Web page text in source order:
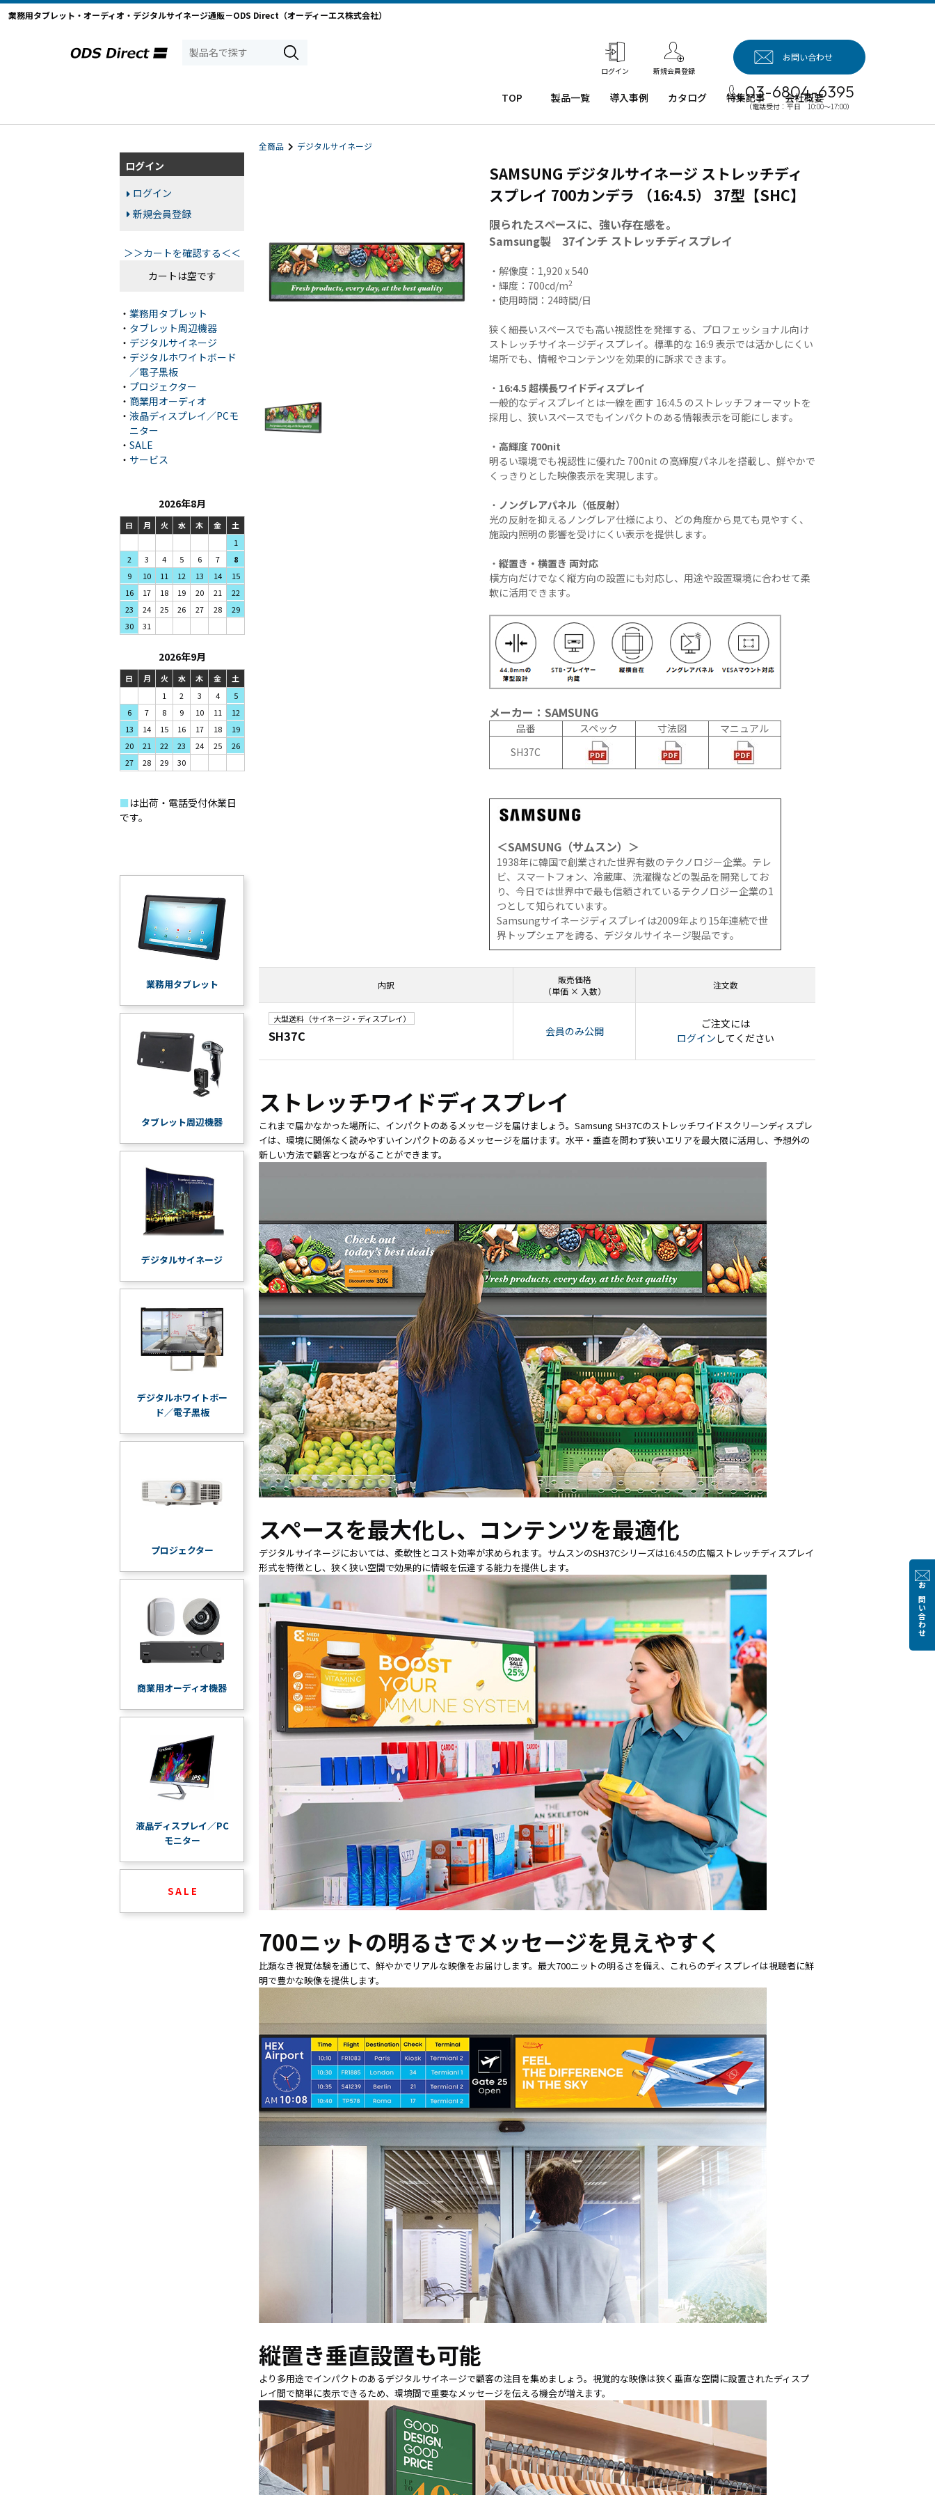
業務用タブレット・オーディオ・デジタルサイネージ通販－ODS Direct（オーディーエス株式会社）
ログイン 新規会員登録
TOP 製品一覧
業務用タ
タブレッ
NF9LTA
タブレッ
ト TW2A-
Windows
タブレッ
ト TW2A-
Windows
タブレッ
E9LT
Android
タブレッ
NF8
Android
タブレッ
NF8BL
Android
タブレッ
CS8
Android
タブレッ
ト TA2C-
CS8BL
Android
タブレッ
ト TA2C-
DR94G
Android
タブレッ
ト TA2C-
Android
ト TA2C-
M8AC
タブレッ
ト TA2C-
M8
PTJ-MCシ
リーズ、
PDS-MC
タブレッ
ト純正オ
プション
業務効率
化アプリ
プティマ
サポート
送信アプ
リ」
MDMアプ
「Tablet
ジ
デジタル
ホワイト
ボード／
電子黒板
プロジェ
クター
商業用オ
ーディオ
液晶ディ
スプレイ
／PCモニ
ター
業務用タ
ブレッ
ト・デジ
タルサイ
ネージ
ンタ
CRM
テム
「カ
ル」
リペ
アサ
ービ
教育
機関
向け
パッ
ク
ヘル
プデ
スク
サー
ビス
機関
向け
iPad
管理
パッ
ク
教育
機関
向け
ICT
ソリ
ン
教育
機関
向け
ネッ
トワ
ーク
機器
導入
保守
キッ
ング
体向
ショ
ービ
デバ
イス
買取
サー
ビス
法人
向け
iPad
修理
＆デ
バイ
ス買
取サ
ービ
ス
製品
カタ
一覧
導入事例
導入事例（業
サイネージほ
事例：業務用
末
事例：業務用
オーディオ・
その他AV機
器
ス
カタログ 特集記事 会社概要
お問い合わせ
03-6804-6395
（電話受付：平日 10:00～17:00）
お問い合わせ
全商品 デジタルサイネージ
SAMSUNG デジタルサイネージ ストレッチディ
スプレイ 700カンデラ （16:4.5） 37型【SHC】
限られたスペースに、強い存在感を。
Samsung製 37インチ ストレッチディスプレイ
・解像度：1,920 x 540
・輝度：700cd/m2
・使用時間：24時間/日
狭く細長いスペースでも高い視認性を発揮する、プロフェッショナル向け
ストレッチサイネージディスプレイ。標準的な 16:9 表示では活かしにくい
場所でも、情報やコンテンツを効果的に訴求できます。
・ 16:4.5 超横長ワイドディスプレイ
一般的なディスプレイとは一線を画す 16:4.5 のストレッチフォーマットを
採用し、狭いスペースでもインパクトのある情報表示を可能にします。
・ 高輝度 700nit
明るい環境でも視認性に優れた 700nit の高輝度パネルを搭載し、鮮やかで
くっきりとした映像表示を実現します。
・ ノングレアパネル（低反射）
光の反射を抑えるノングレア仕様により、どの角度から見ても見やすく、
施設内照明の影響を受けにくい表示を提供します。
・ 縦置き・横置き 両対応
横方向だけでなく縦方向の設置にも対応し、用途や設置環境に合わせて柔
軟に活用できます。
メーカー：SAMSUNG
品番 スペック 寸法図
マニュアル
SH37C
＜SAMSUNG（サムスン）＞
1938年に韓国で創業された世界有数のテクノロジー企業。テレ
ビ、スマートフォン、冷蔵庫、洗濯機などの製品を開発してお
り、今日では世界中で最も信頼されているテクノロジー企業の1
つとして知られています。
Samsungサイネージディスプレイは2009年より15年連続で世
界トップシェアを誇る、デジタルサイネージ製品です。
内訳
販売価格
（単価 × 入数）
注文数
大型送料（サイネージ・ディスプレイ）
SH37C 会員のみ公開
ご注文には
ログイン してください
ストレッチワイドディスプレイ
これまで届かなかった場所に、インパクトのあるメッセージを届けましょう。Samsung SH37Cのストレッチワイドスクリーンディスプレ
イは、環境に関係なく読みやすいインパクトのあるメッセージを届けます。水平・垂直を問わず狭いエリアを最大限に活用し、予想外の
新しい方法で顧客とつながることができます。
スペースを最大化し、コンテンツを最適化
デジタルサイネージにおいては、柔軟性とコスト効率が求められます。サムスンのSH37Cシリーズは16:4.5の広幅ストレッチディスプレイ
形式を特徴とし、狭く狭い空間で効果的に情報を伝達する能力を提供します。
700ニットの明るさでメッセージを見えやすく
比類なき視覚体験を通じて、鮮やかでリアルな映像をお届けします。最大700ニットの明るさを備え、これらのディスプレイは視聴者に鮮
明で豊かな映像を提供します。
縦置き垂直設置も可能
より多用途でインパクトのあるデジタルサイネージで顧客の注目を集めましょう。視覚的な映像は狭く垂直な空間に設置されたディスプ
レイ間で簡単に表示できるため、環境間で重要なメッセージを伝える機会が増えます。
ログイン
ログイン
新規会員登録
＞＞カートを確認する＜＜
カートは空です
・ 業務用タブレット
・ タブレット周辺機器
・ デジタルサイネージ
・ デジタルホワイトボード
／電子黒板
・ プロジェクター
・ 商業用オーディオ
・ 液晶ディスプレイ／PCモ
ニター
・ SALE
・ サービス
2026年8月
日 月 火 水 木 金
土
1
2
3 4 5 6 7
8
9
10 11 12 13 14
15
16
17 18 19 20 21
22
23
24 25 26 27 28
29
30
31
2026年9月
日 月 火 水 木 金
土
1
2 3 4
5
6
7 8 9 10 11
12
13
14 15 16 17 18
19
20
21 22 23 24 25
26
27
28 29 30
■ は出荷・電話受付休業日
です。
業務用タブレット
タブレット周辺機器
デジタルサイネージ
デジタルホワイトボー
ド／電子黒板
プロジェクター
商業用オーディオ機器
液晶ディスプレイ／PC
モニター
S A L E